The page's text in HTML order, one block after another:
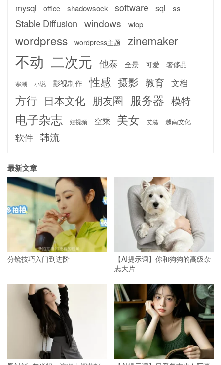
mysql office shadowsock software sql ss
Stable Diffusion windows wlop
wordpress wordpress主题 zinemaker
不动 二次元 他泰 全景 可爱 奢侈品
寒潮 小说 影视制作 性感 摄影 教育 文档
方行 日本文化 朋友圈 服务器 模特
电子杂志 短视频 空乘 美女 艾滋 越南文化
软件 韩流
最新文章
分镜技巧入门到进阶
【AI提示词】你和狗狗的高级杂
志大片